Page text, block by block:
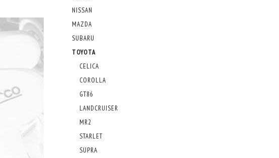
NISSAN
MAZDA
SUBARU
TOYOTA
CELICA
COROLLA
GT86
LANDCRUISER
MR2
STARLET
SUPRA